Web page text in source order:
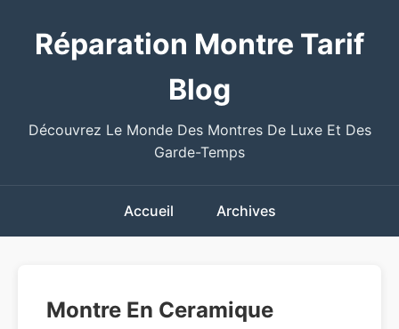
Réparation Montre Tarif
Blog
Découvrez Le Monde Des Montres De Luxe Et Des
Garde-Temps
Accueil Archives
Montre En Ceramique